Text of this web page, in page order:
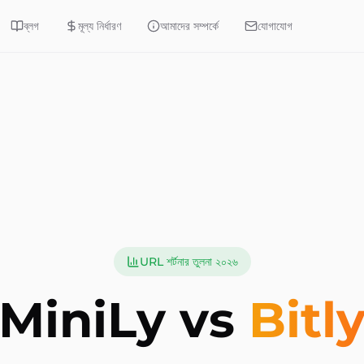
ব্লগ মূল্য নির্ধারণ আমাদের সম্পর্কে যোগাযোগ
URL শর্টনার তুলনা ২০২৬
MiniLy vs